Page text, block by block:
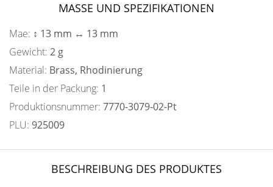
MASSE UND SPEZIFIKATIONEN
Mae: ↕ 13 mm ↔ 13 mm
Gewicht: 2 g
Material: Brass, Rhodinierung
Teile in der Packung: 1
Produktionsnummer: 7770-3079-02-Pt
PLU: 925009
BESCHREIBUNG DES PRODUKTES